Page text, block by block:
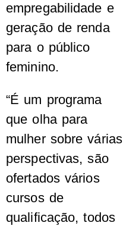
empregabilidade e
geração de renda
para o público
feminino.
“É um programa
que olha para
mulher sobre várias
perspectivas, são
ofertados vários
cursos de
qualificação, todos